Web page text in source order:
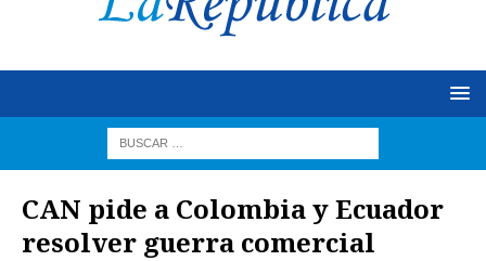
CAN pide a Colombia y Ecuador
resolver guerra comercial